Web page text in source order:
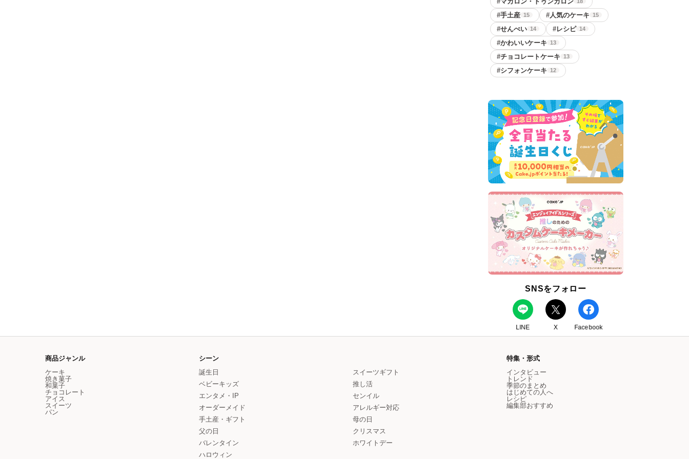
18
#手土産 15 # 人気のケーキ 15
#せんべい 14 #レシピ 14
#かわいいケーキ 13
#チョコレートケーキ 13
#シフォンケーキ 12
SNSをフォロー
LINE X Facebook
商品ジャンル
ケーキ
焼き菓子
和菓子
チョコレート
アイス
スイーツ
パン
シーン
誕生日
スイーツギフト
ベビーキッズ
推し活
エンタメ・IP
センイル
オーダーメイド
アレルギー対応
手土産・ギフト
母の日
父の日
クリスマス
バレンタイン
ホワイトデー
ハロウィン
特集・形式
インタビュー
トレンド
季節のまとめ
はじめての人へ
レシピ
編集部おすすめ